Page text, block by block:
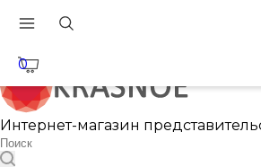
0
Интернет-магазин